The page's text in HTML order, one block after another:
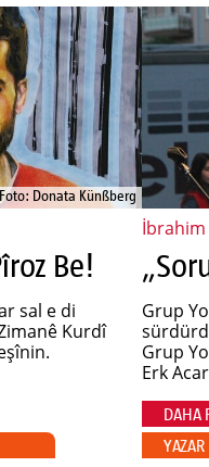
Foto: Donata Künßberg
Be!
sal e di
Kurdî
Grup
Grup
Erk
DAHA